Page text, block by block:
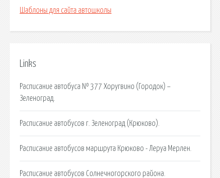
Шаблоны для сайта автошколы
Links
Расписание автобуса № 377 Хоругвино (Городок) –
Зеленоград.
Расписание автобусов г. Зеленоград (Крюково).
Расписание автобусов маршрута Крюково - Леруа Мерлен.
Расписание автобусов Солнечногорского района.